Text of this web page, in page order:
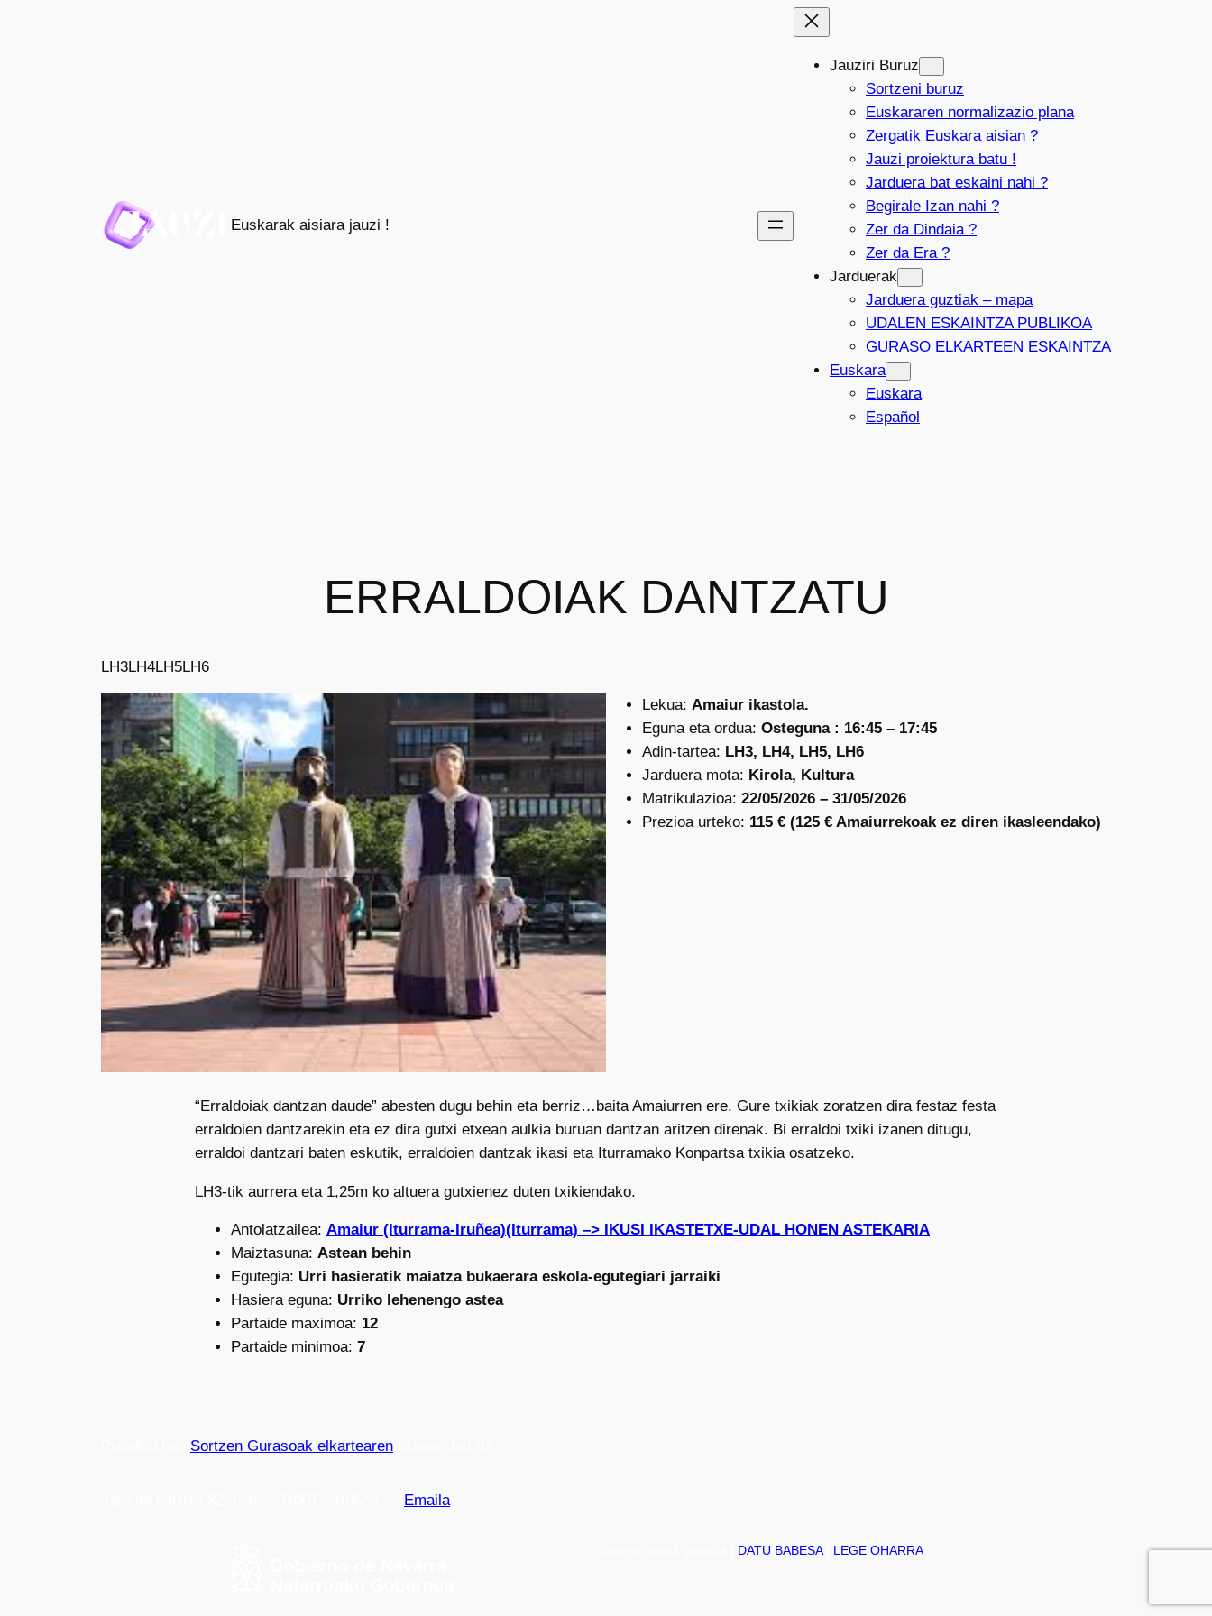
Euskarak aisiara jauzi !
Jauziri Buruz
Sortzeni buruz
Euskararen normalizazio plana
Zergatik Euskara aisian ?
Jauzi proiektura batu !
Jarduera bat eskaini nahi ?
Begirale Izan nahi ?
Zer da Dindaia ?
Zer da Era ?
Jarduerak
Jarduera guztiak – mapa
UDALEN ESKAINTZA PUBLIKOA
GURASO ELKARTEEN ESKAINTZA
Euskara
Euskara
Español
ERRALDOIAK DANTZATU
LH3LH4LH5LH6
Lekua: Amaiur ikastola.
Eguna eta ordua: Osteguna : 16:45 – 17:45
Adin-tartea: LH3, LH4, LH5, LH6
Jarduera mota: Kirola, Kultura
Matrikulazioa: 22/05/2026 – 31/05/2026
Prezioa urteko: 115 € (125 € Amaiurrekoak ez diren ikasleendako)
“Erraldoiak dantzan daude” abesten dugu behin eta berriz…baita Amaiurren ere. Gure txikiak zoratzen dira festaz festa
erraldoien dantzarekin eta ez dira gutxi etxean aulkia buruan dantzan aritzen direnak. Bi erraldoi txiki izanen ditugu,
erraldoi dantzari baten eskutik, erraldoien dantzak ikasi eta Iturramako Konpartsa txikia osatzeko.
LH3-tik aurrera eta 1,25m ko altuera gutxienez duten txikiendako.
Antolatzailea: Amaiur (Iturrama-Iruñea)(Iturrama) –> IKUSI IKASTETXE-UDAL HONEN ASTEKARIA
Maiztasuna: Astean behin
Egutegia: Urri hasieratik maiatza bukaerara eskola-egutegiari jarraiki
Hasiera eguna: Urriko lehenengo astea
Partaide maximoa: 12
Partaide minimoa: 7
Sortzen Gurasoak elkartearen
Emaila
DATU BABESA| LEGE OHARRA